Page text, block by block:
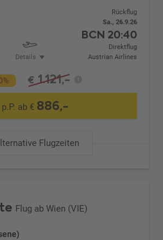
Details
Rückflug
Sa., 26.9.26
BCN 20:40
Direktflug
Austrian Airlines
€ 1.121,-
p.P. ab € 886,-
Flugzeiten
Flug ab Wien (VIE)